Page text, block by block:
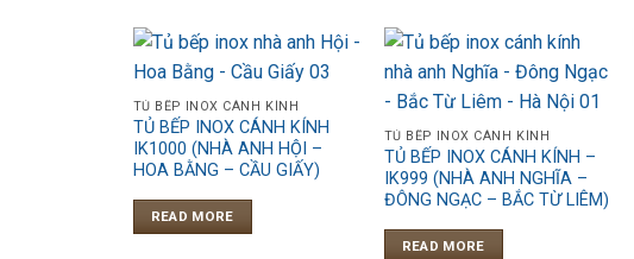
TỦ BẾP INOX CÁNH KÍNH
TỦ BẾP INOX CÁNH KÍNH
IK1000 (NHÀ ANH HỘI –
HOA BẰNG – CẦU GIẤY)
READ MORE
TỦ BẾP INOX CÁNH KÍNH
TỦ BẾP INOX CÁNH KÍNH –
IK999 (NHÀ ANH NGHĨA –
ĐÔNG NGẠC – BẮC TỪ LIÊM)
READ MORE